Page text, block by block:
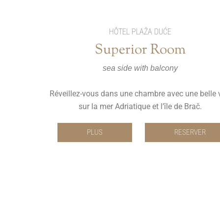
HÔTEL PLAŽA DUĆE
Superior Room
sea side with balcony
Réveillez-vous dans une chambre avec une belle
sur la mer Adriatique et l’île de Brač.
PLUS RESERVER